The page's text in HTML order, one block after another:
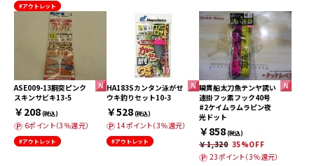
#アウトレット
ASE009-13胴突ピンク
スキンサビキ13-5
￥208(税込)
6ポイント（3％還元）
#アウトレット
HA183Sカンタン泳がせ
ウキ釣りセット10-3
￥528(税込)
14ポイント（3％還元）
#アウトレット
瞬貫船太刀魚テンヤ誘い
速掛フッ素フック40号
#2ケイムラムラピン夜
光ドット
￥858(税込)
￥1,320 35%OFF
23ポイント（3％還元）